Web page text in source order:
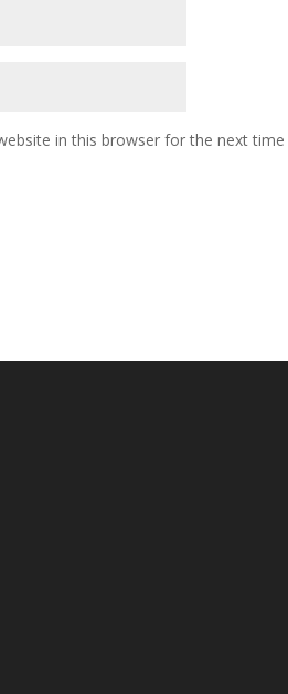
in this browser for the next